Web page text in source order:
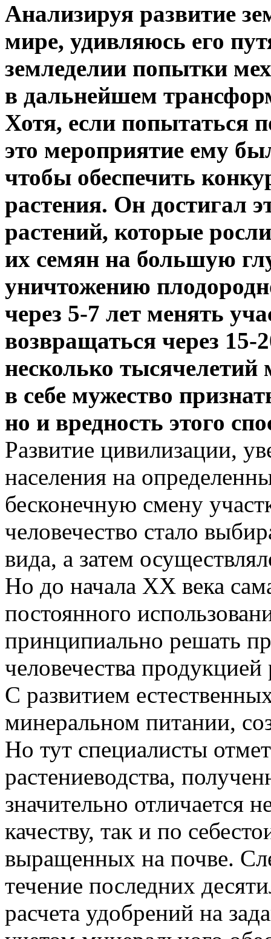
Анализируя развитие
мире, удивляюсь его
земледелии попытки
в дальнейшем
Хотя, если попытаться
это мероприятие ему
чтобы обеспечить
растения. Он достигал
растений, которые
их семян на большую
уничтожению
через 5-7 лет менять
возвращаться через 15-
несколько
в себе мужество
но и вредность этого
Развитие цивилизации,
населения на
бесконечную смену
человечество стало
вида, а затем
Но до начала XХ века
постоянного
принципиально решать
человечества продукцией
С развитием
минеральном питании,
Но тут специалисты
растениеводства,
значительно отличается
качеству, так и по
выращенных на почве.
течение последних
расчета удобрений на